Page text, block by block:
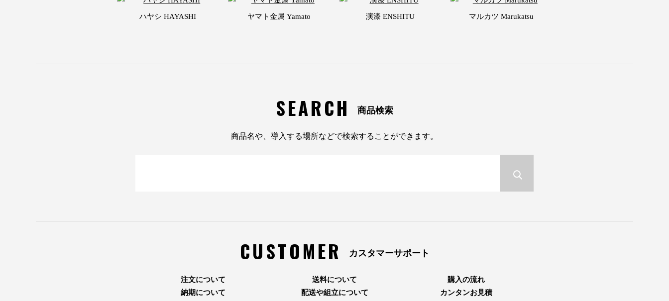
ハヤシ HAYASHI ヤマト金属 Yamato 演漆 ENSHITU マルカツ Marukatsu
SEARCH 商品検索
商品名や、導入する場所などで検索することができます。
CUSTOMER カスタマーサポート
注文について
納期について
送料について
配送や組立について
購入の流れ
カンタンお見積